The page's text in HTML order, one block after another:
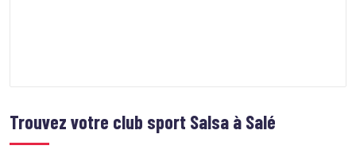
Trouvez votre club sport Salsa à Salé